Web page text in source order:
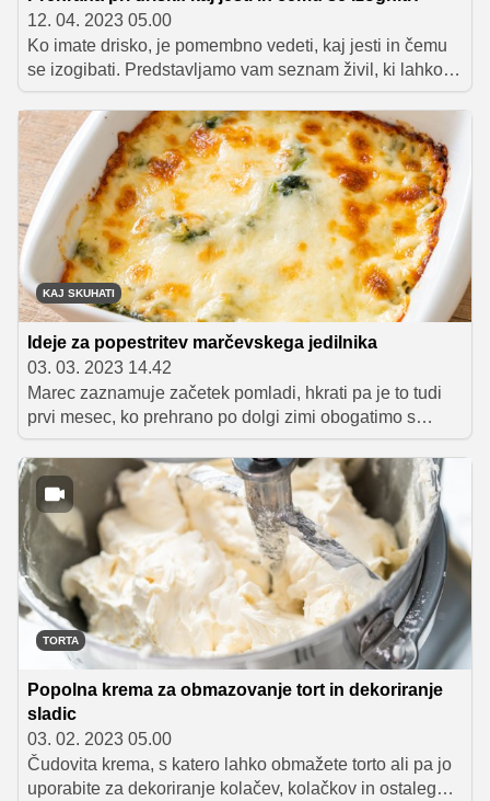
12. 04. 2023 05.00
Ko imate drisko, je pomembno vedeti, kaj jesti in čemu
se izogibati. Predstavljamo vam seznam živil, ki lahko
olajšajo simptome, in tistih, ki jih lahko poslabšajo.
KAJ SKUHATI
Ideje za popestritev marčevskega jedilnika
03. 03. 2023 14.42
Marec zaznamuje začetek pomladi, hkrati pa je to tudi
prvi mesec, ko prehrano po dolgi zimi obogatimo s
svežimi živili, kot so čemaž, regrat, šparglji, redkvice in
motovilec.
TORTA
Popolna krema za obmazovanje tort in dekoriranje
sladic
03. 02. 2023 05.00
Čudovita krema, s katero lahko obmažete torto ali pa jo
uporabite za dekoriranje kolačev, kolačkov in ostalega